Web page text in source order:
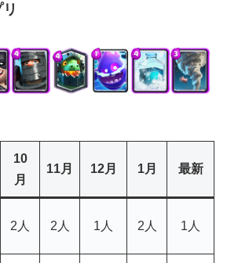
10
月
11月 12月 1月 最新
2人 2人 1人 2人 1人